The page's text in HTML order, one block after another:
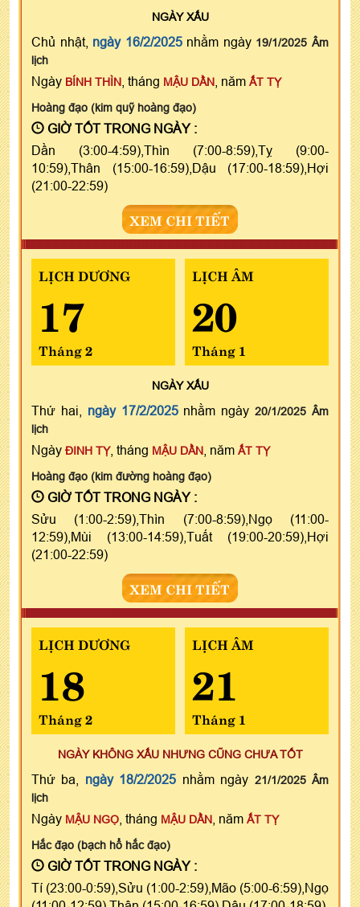
NGÀYXẤU
Chủ nhật, ngày 16/2/2025nhằm ngày 19/1/2025 Âm
lịch
Ngày BÍNH THÌN , tháng MẬU DẦN , năm ẤT TỴ
Hoàng đạo (kim quỹ hoàng đạo)
GIỜ TỐT TRONG NGÀY :
Dần (3:00-4:59),Thìn (7:00-8:59),Tỵ (9:00-
10:59),Thân (15:00-16:59),Dậu (17:00-18:59),Hợi
(21:00-22:59)
XEM CHI TIẾT
LỊCH DƯƠNG
17
Tháng 2
LỊCH ÂM
20
Tháng 1
NGÀYXẤU
Thứ hai, ngày 17/2/2025nhằm ngày20/1/2025 Âm
lịch
Ngày ĐINH TỴ, tháng MẬU DẦN , năm ẤT TỴ
Hoàng đạo (kim đường hoàng đạo)
GIỜ TỐT TRONG NGÀY :
Sửu (1:00-2:59),Thìn (7:00-8:59),Ngọ (11:00-
12:59),Mùi (13:00-14:59),Tuất (19:00-20:59),Hợi
(21:00-22:59)
XEM CHI TIẾT
LỊCH DƯƠNG
18
Tháng 2
LỊCH ÂM
21
Tháng 1
NGÀY KHÔNG XẤU NHƯNG CŨNG CHƯA TỐT
Thứ ba, ngày 18/2/2025 nhằm ngày 21/1/2025 Âm
lịch
Ngày MẬU NGỌ , tháng MẬU DẦN , năm ẤT TỴ
Hắc đạo (bạch hổ hắc đạo)
GIỜ TỐT TRONG NGÀY :
Tí (23:00-0:59),Sửu (1:00-2:59),Mão (5:00-6:59),Ngọ